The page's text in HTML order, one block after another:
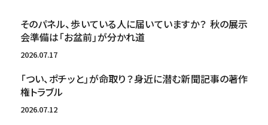
そのパネル、歩いている人に届いていますか？ 秋の展示
会準備は「お盆前」が分かれ道
2026.07.17
「つい、ポチッと」が命取り？身近に潜む新聞記事の著作
権トラブル
2026.07.12